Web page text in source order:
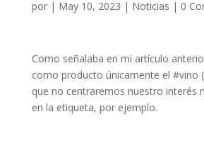
por | May 10, 2023 | Noticias | 0
Como señalaba en mi artículo
como producto únicamente el #vino
que no centraremos nuestro interés
en la etiqueta, por ejemplo.